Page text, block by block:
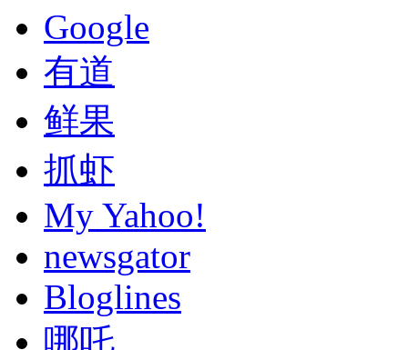
Google
有道
鲜果
抓虾
My Yahoo!
newsgator
Bloglines
哪吒